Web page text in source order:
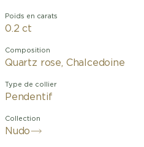
Poids en carats
0.2 ct
Composition
Quartz rose, Chalcedoine
Type de collier
Pendentif
Collection
Nudo